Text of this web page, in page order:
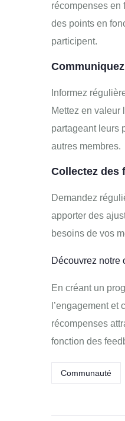
récompenses en
des points en
participent.
Informez
Mettez en valeur
partageant leurs
autres membres.
Collectez des
Demandez
apporter des
besoins de vos
Découvrez notre
En créant un
l’engagement
récompenses
fonction des
Communauté